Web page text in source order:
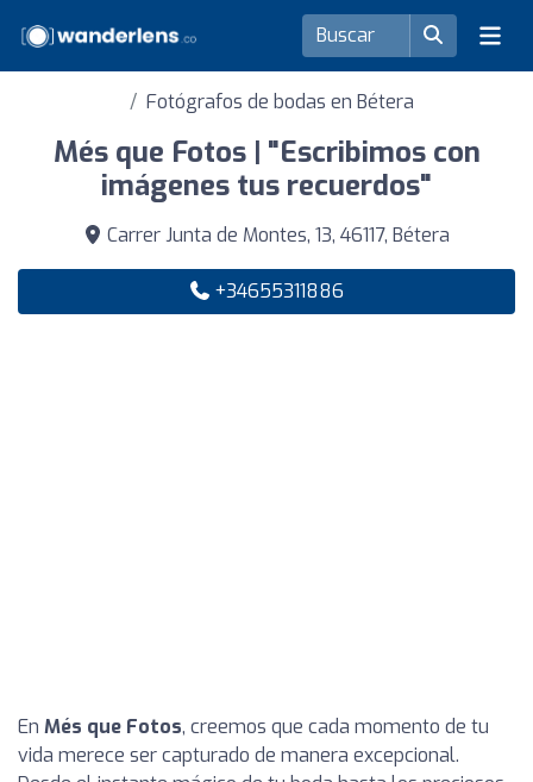
Fotógrafos de bodas en Bétera
Més que Fotos | "Escribimos con
imágenes tus recuerdos"
Carrer Junta de Montes, 13, 46117, Bétera
+34655311886
En Més que Fotos, creemos que cada momento de tu
vida merece ser capturado de manera excepcional.